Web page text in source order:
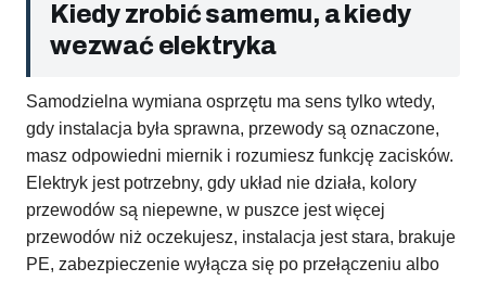
Kiedy zrobić samemu, a kiedy
wezwać elektryka
Samodzielna wymiana osprzętu ma sens tylko wtedy,
gdy instalacja była sprawna, przewody są oznaczone,
masz odpowiedni miernik i rozumiesz funkcję zacisków.
Elektryk jest potrzebny, gdy układ nie działa, kolory
przewodów są niepewne, w puszce jest więcej
przewodów niż oczekujesz, instalacja jest stara, brakuje
PE, zabezpieczenie wyłącza się po przełączeniu albo